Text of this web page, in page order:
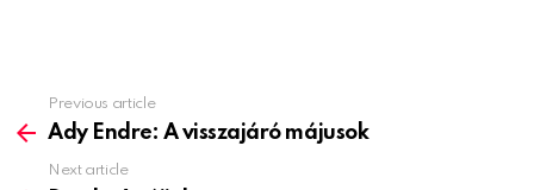
more
Previous article
Ady Endre: A visszajáró májusok
Next article